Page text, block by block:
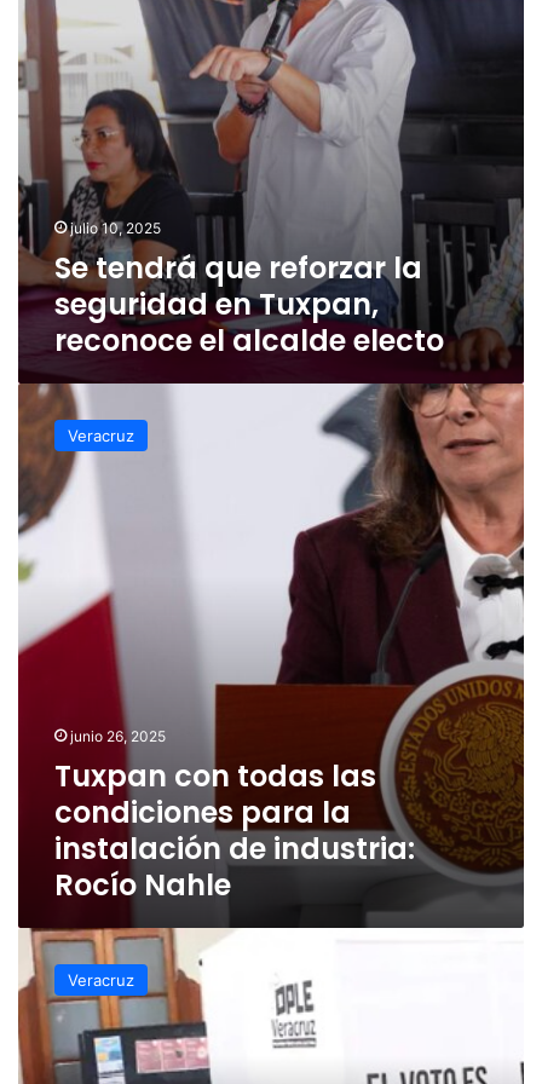
Tuxpan,
reconoce
el
electo
julio 10, 2025
Se tendrá que reforzar la
seguridad en Tuxpan,
reconoce el alcalde electo
Tuxpan
con
todas
las
condiciones
para
instalación
industria:
Rocío
Veracruz
junio 26, 2025
Tuxpan con todas las
condiciones para la
instalación de industria:
Rocío Nahle
¿Cuándo
se
convocaría
elección
extraordinaria
Veracruz